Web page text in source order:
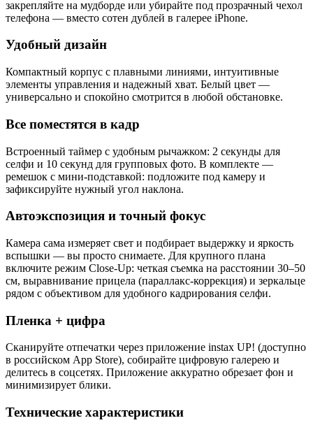
закрепляйте на мудборде или убирайте под прозрачный чехол
телефона — вместо сотен дублей в галерее iPhone.
Удобный дизайн
Компактный корпус с плавными линиями, интуитивные
элементы управления и надежный хват. Белый цвет —
универсально и спокойно смотрится в любой обстановке.
Все поместятся в кадр
Встроенный таймер с удобным рычажком: 2 секунды для
селфи и 10 секунд для групповых фото. В комплекте —
ремешок с мини‑подставкой: подложите под камеру и
зафиксируйте нужный угол наклона.
Автоэкспозиция и точный фокус
Камера сама измеряет свет и подбирает выдержку и яркость
вспышки — вы просто снимаете. Для крупного плана
включите режим Close‑Up: четкая съемка на расстоянии 30–50
см, выравнивание прицела (параллакс‑коррекция) и зеркальце
рядом с объективом для удобного кадрирования селфи.
Пленка + цифра
Сканируйте отпечатки через приложение instax UP! (доступно
в российском App Store), собирайте цифровую галерею и
делитесь в соцсетях. Приложение аккуратно обрезает фон и
минимизирует блики.
Технические характеристики